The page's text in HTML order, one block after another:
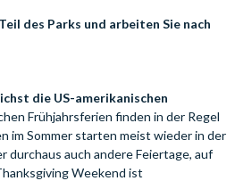
des Parks und arbeiten Sie nach
die US-amerikanischen
Frühjahrsferien finden in der Regel
im Sommer starten meist wieder in der
durchaus auch andere Feiertage, auf
Weekend ist